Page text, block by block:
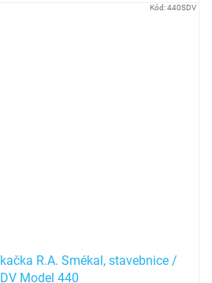
R.A. Smékal, stavebnice /
Model 440
Kód:440SDV